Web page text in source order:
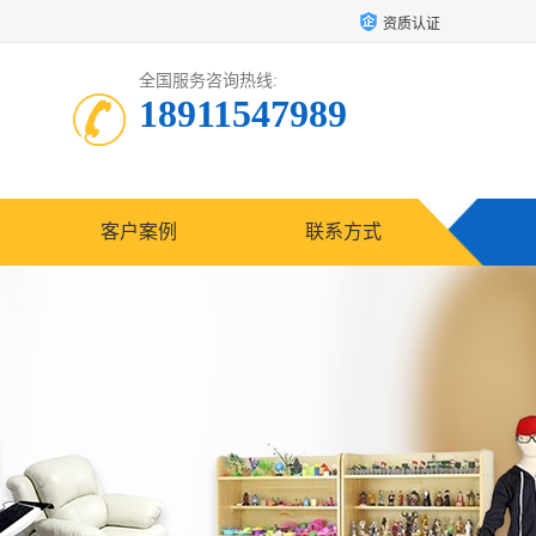
资质认证
全国服务咨询热线:
18911547989
客户案例 联系方式